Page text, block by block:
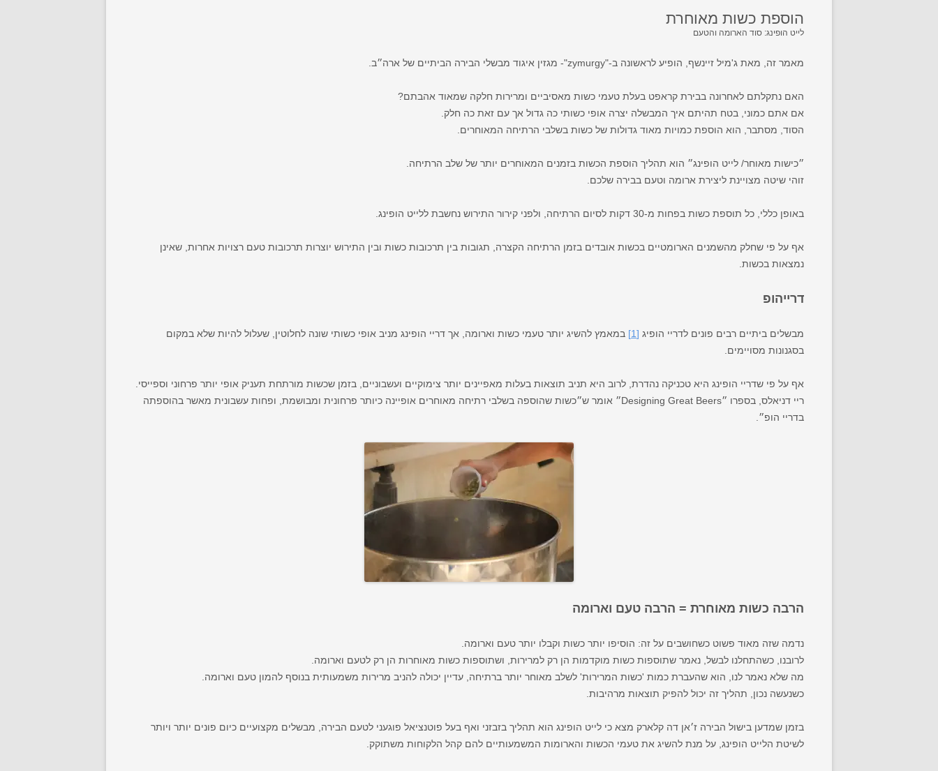
הוספת כשות מאוחרת
לייט הופינג: סוד הארומה והטעם
מאמר זה, מאת ג'מיל זיינשף, הופיע לראשונה ב-"zymurgy"- מגזין איגוד מבשלי הבירה הביתיים של ארה״ב.
האם נתקלתם לאחרונה בבירת קראפט בעלת טעמי כשות מאסיביים ומרירות חלקה שמאוד אהבתם?
אם אתם כמוני, בטח תהיתם איך המבשלה יצרה אופי כשותי כה גדול אך עם זאת כה חלק.
הסוד, מסתבר, הוא הוספת כמויות מאוד גדולות של כשות בשלבי הרתיחה המאוחרים.
״כישות מאוחר/ לייט הופינג״ הוא תהליך הוספת הכשות בזמנים המאוחרים יותר של שלב הרתיחה.
זוהי שיטה מצויינת ליצירת ארומה וטעם בבירה שלכם.
באופן כללי, כל תוספת כשות בפחות מ-30 דקות לסיום הרתיחה, ולפני קירור התירוש נחשבת ללייט הופינג.
אף על פי שחלק מהשמנים הארומטיים בכשות אובדים בזמן הרתיחה הקצרה, תגובות בין תרכובות כשות ובין התירוש יוצרות תרכובות טעם רצויות אחרות, שאינן
נמצאות בכשות.
דרייהופ
מבשלים ביתיים רבים פונים לדריי הופיג [1]
במאמץ להשיג יותר טעמי כשות וארומה, אך דריי הופינג מניב אופי כשותי שונה לחלוטין, שעלול להיות שלא במקום
בסגנונות מסויימים.
אף על פי שדריי הופינג היא טכניקה נהדרת, לרוב היא תניב תוצאות בעלות מאפיינים יותר צימוקיים ועשבוניים, בזמן שכשות מורתחת תעניק אופי יותר פרחוני וספייסי.
ריי דניאלס, בספרו ״Designing Great Beers״ אומר ש״כשות שהוספה בשלבי רתיחה מאוחרים אופיינה כיותר פרחונית ומבושמת, ופחות עשבונית מאשר בהוספתה
בדריי הופ״.
הרבה כשות מאוחרת = הרבה טעם וארומה
נדמה שזה מאוד פשוט כשחושבים על זה: הוסיפו יותר כשות וקבלו יותר טעם וארומה.
לרובנו, כשהתחלנו לבשל, נאמר שתוספות כשות מוקדמות הן רק למרירות, ושתוספות כשות מאוחרות הן רק לטעם וארומה.
מה שלא נאמר לנו, הוא שהעברת כמות 'כשות המרירות' לשלב מאוחר יותר ברתיחה, עדיין יכולה להניב מרירות משמעותית בנוסף להמון טעם וארומה.
כשנעשה נכון, תהליך זה יכול להפיק תוצאות מרהיבות.
בזמן שמדען בישול הבירה ז׳אן דה קלארק מצא כי לייט הופינג הוא תהליך בזבזני ואף בעל פוטנציאל פוגעני לטעם הבירה, מבשלים מקצועיים כיום פונים יותר ויותר
לשיטת הלייט הופינג, על מנת להשיג את טעמי הכשות והארומות המשמעותיים להם קהל הלקוחות משתוקק.